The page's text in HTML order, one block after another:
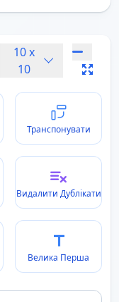
10x
10
Транспонувати
Видалити Дублікати
Велика Перша